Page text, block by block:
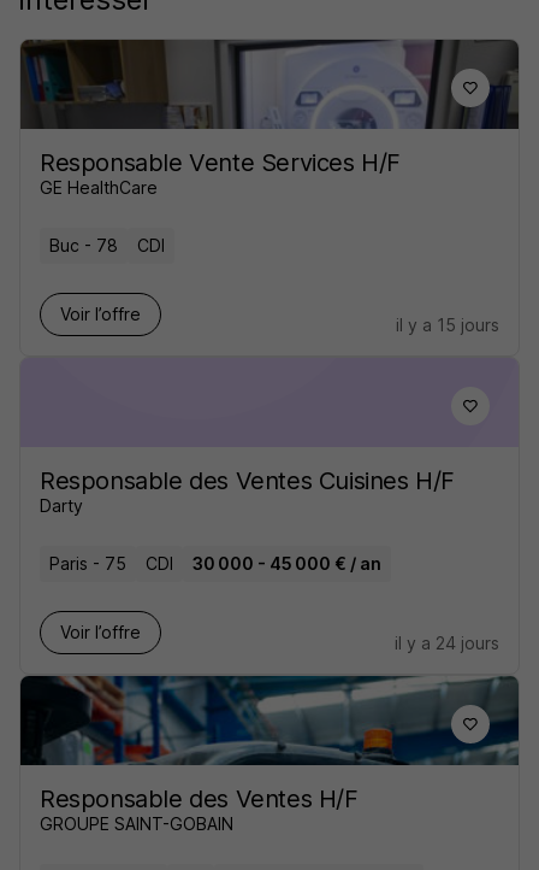
Responsable Vente Services H/F
GE HealthCare
Buc - 78 CDI
Voir l’offre
il y a 15 jours
Responsable des Ventes Cuisines H/F
Darty
Paris - 75 CDI 30 000 - 45 000 € / an
Voir l’offre
il y a 24 jours
Responsable des Ventes H/F
GROUPE SAINT-GOBAIN